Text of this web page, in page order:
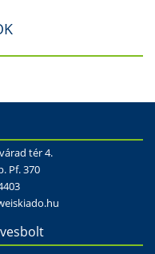
tér 4.
Pf. 370